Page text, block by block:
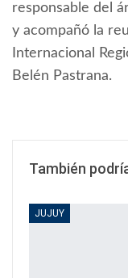
responsable del
y acompañó la
Internacional
Belén Pastrana.
También
JUJUY